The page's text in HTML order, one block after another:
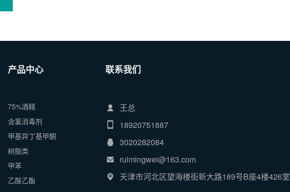
产品中心
75%酒精
含氯消毒剂
甲基异丁基甲酮
树脂类
甲苯
乙酸乙酯
联系我们
王总
18920751887
3020282084
ruimingwei@163.com
天津市河北区望海楼街新大路189号B座4楼426室